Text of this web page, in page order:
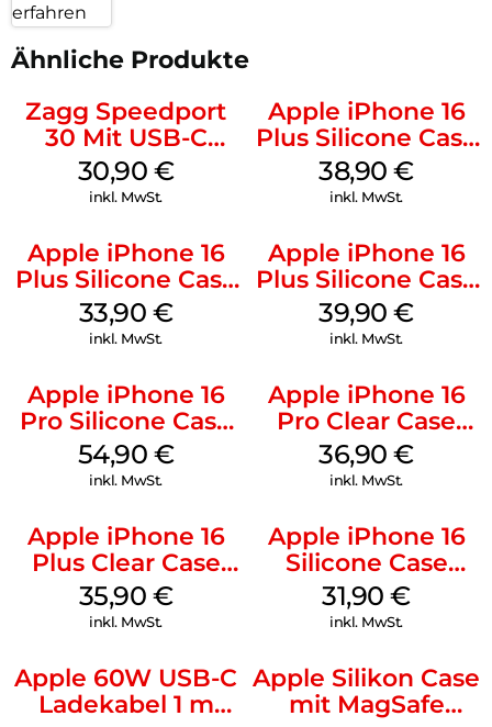
erfahren
Ähnliche Produkte
Zagg Speedport
30 Mit USB-C
Kabel Weiß
30,90 €
inkl. MwSt.
Apple iPhone 16
Plus Silicone Case
MagSafe Denim
38,90€
inkl. MwSt.
Apple iPhone 16
Plus Silicone Case
MagSafe Lake
Green
33,90 €
inkl. MwSt.
Apple iPhone 16
Plus Silicone Case
MagSafe Plum
39,90€
inkl. MwSt.
Apple iPhone 16
Pro Silicone Case
MagSafe Black
54,90 €
inkl. MwSt.
Apple iPhone 16
Pro Clear Case
MagSafe
Transparent
36,90€
inkl. MwSt.
Apple iPhone 16
Plus Clear Case
MagSafe
Transparent
35,90 €
inkl. MwSt.
Apple iPhone 16
Silicone Case
MagSafe Fuchsia
31,90€
inkl. MwSt.
Apple 60W USB-C
Ladekabel 1 m
Apple Silikon Case
mit MagSafe